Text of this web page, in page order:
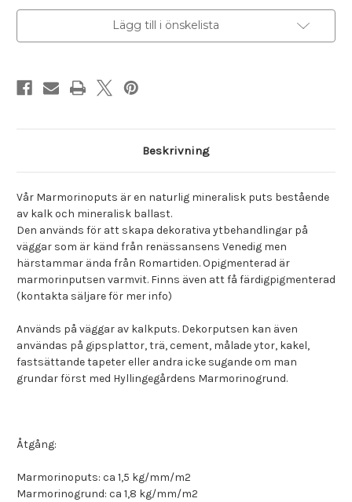
Lägg till i önskelista
Beskrivning
Vår Marmorinoputs är en naturlig mineralisk puts bestående
av kalk och mineralisk ballast.
Den används för att skapa dekorativa ytbehandlingar på
väggar som är känd från renässansens Venedig men
härstammar ända från Romartiden. Opigmenterad är
marmorinputsen varmvit. Finns även att få färdigpigmenterad
(kontakta säljare för mer info)
Används på väggar av kalkputs. Dekorputsen kan även
användas på gipsplattor, trä, cement, målade ytor, kakel,
fastsättande tapeter eller andra icke sugande om man
grundar först med Hyllingegårdens Marmorinogrund.
Åtgång:
Marmorinoputs: ca 1,5 kg/mm/m2
Marmorinogrund: ca 1,8 kg/mm/m2